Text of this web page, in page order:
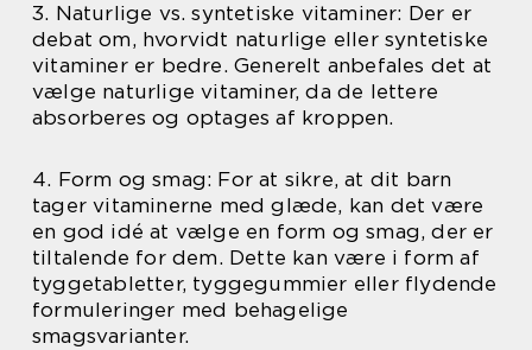
3. Naturlige vs. syntetiske vitaminer: Der er
debat om, hvorvidt naturlige eller syntetiske
vitaminer er bedre. Generelt anbefales det at
vælge naturlige vitaminer, da de lettere
absorberes og optages af kroppen.
4. Form og smag: For at sikre, at dit barn
tager vitaminerne med glæde, kan det være
en god idé at vælge en form og smag, der er
tiltalende for dem. Dette kan være i form af
tyggetabletter, tyggegummier eller flydende
formuleringer med behagelige
smagsvarianter.